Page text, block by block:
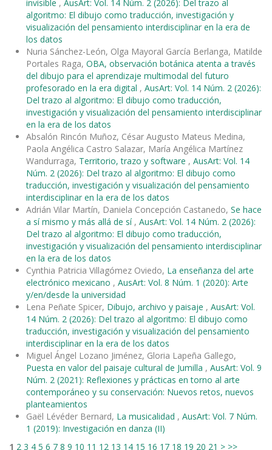
invisible , AusArt: Vol. 14 Núm. 2 (2026): Del trazo al
algoritmo: El dibujo como traducción, investigación y
visualización del pensamiento interdisciplinar en la era de
los datos
Nuria Sánchez-León, Olga Mayoral García Berlanga, Matilde
Portales Raga, OBA, observación botánica atenta a través
del dibujo para el aprendizaje multimodal del futuro
profesorado en la era digital , AusArt: Vol. 14 Núm. 2 (2026):
Del trazo al algoritmo: El dibujo como traducción,
investigación y visualización del pensamiento interdisciplinar
en la era de los datos
Absalón Rincón Muñoz, César Augusto Mateus Medina,
Paola Angélica Castro Salazar, María Angélica Martínez
Wandurraga, Territorio, trazo y software , AusArt: Vol. 14
Núm. 2 (2026): Del trazo al algoritmo: El dibujo como
traducción, investigación y visualización del pensamiento
interdisciplinar en la era de los datos
Adrián Vilar Martín, Daniela Concepción Castanedo, Se hace
a sí mismo y más allá de sí , AusArt: Vol. 14 Núm. 2 (2026):
Del trazo al algoritmo: El dibujo como traducción,
investigación y visualización del pensamiento interdisciplinar
en la era de los datos
Cynthia Patricia Villagómez Oviedo, La enseñanza del arte
electrónico mexicano , AusArt: Vol. 8 Núm. 1 (2020): Arte
y/en/desde la universidad
Lena Peñate Spicer, Dibujo, archivo y paisaje , AusArt: Vol.
14 Núm. 2 (2026): Del trazo al algoritmo: El dibujo como
traducción, investigación y visualización del pensamiento
interdisciplinar en la era de los datos
Miguel Ángel Lozano Jiménez, Gloria Lapeña Gallego,
Puesta en valor del paisaje cultural de Jumilla , AusArt: Vol. 9
Núm. 2 (2021): Reflexiones y prácticas en torno al arte
contemporáneo y su conservación: Nuevos retos, nuevos
planteamientos
Gaël Lévéder Bernard, La musicalidad , AusArt: Vol. 7 Núm.
1 (2019): Investigación en danza (II)
1 2 3 4 5 6 7 8 9 10 11 12 13 14 15 16 17 18 19 20 21 > >>